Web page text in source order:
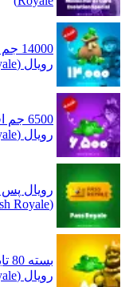
14000 جم
رویال (Clash Royale)
6500 جم
رویال (Clash Royale)
رویال پس کلش
(Clash Royale)
بسته 80 تایی
رویال (Clash Royale)